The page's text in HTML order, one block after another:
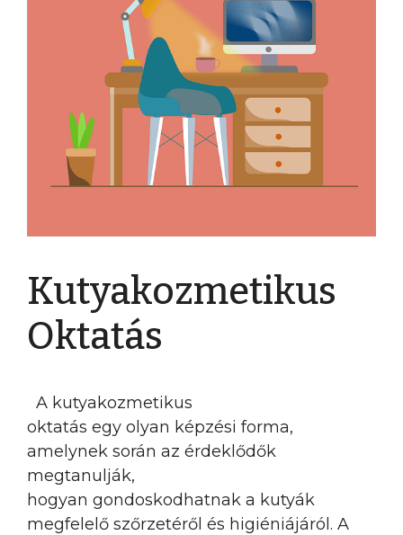
Kutyakozmetikus
Oktatás
A kutyakozmetikus
oktatás egy olyan képzési forma,
amelynek során az érdeklődők
megtanulják,
hogyan gondoskodhatnak a kutyák
megfelelő szőrzetéről és higiéniájáról. A